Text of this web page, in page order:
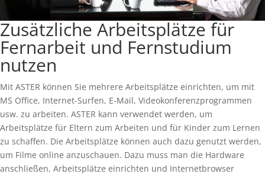
Zusätzliche Arbeitsplätze für
Fernarbeit und Fernstudium
nutzen
Mit ASTER können Sie mehrere Arbeitsplätze einrichten, um mit
MS Office, Internet-Surfen, E-Mail, Videokonferenzprogrammen
usw. zu arbeiten. ASTER kann verwendet werden, um
Arbeitsplätze für Eltern zum Arbeiten und für Kinder zum Lernen
zu schaffen. Die Arbeitsplätze können auch dazu genutzt werden,
um Filme online anzuschauen. Dazu muss man die Hardware
anschließen, Arbeitsplätze einrichten und Internetbrowser